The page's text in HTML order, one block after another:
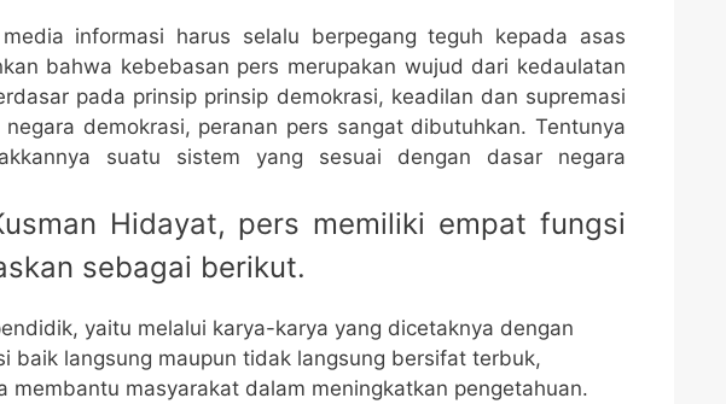
informasi harus selalu berpegang teguh kepada asas
bahwa kebebasan pers merupakan wujud dari kedaulatan
pada prinsip prinsip demokrasi, keadilan dan supremasi
negara demokrasi, peranan pers sangat dibutuhkan. Tentunya
suatu sistem yang sesuai dengan dasar negara
Hidayat, pers memiliki empat fungsi
sebagai berikut.
yaitu melalui karya-karya yang dicetaknya dengan
baik langsung maupun tidak langsung bersifat terbuk,
membantu masyarakat dalam meningkatkan pengetahuan.